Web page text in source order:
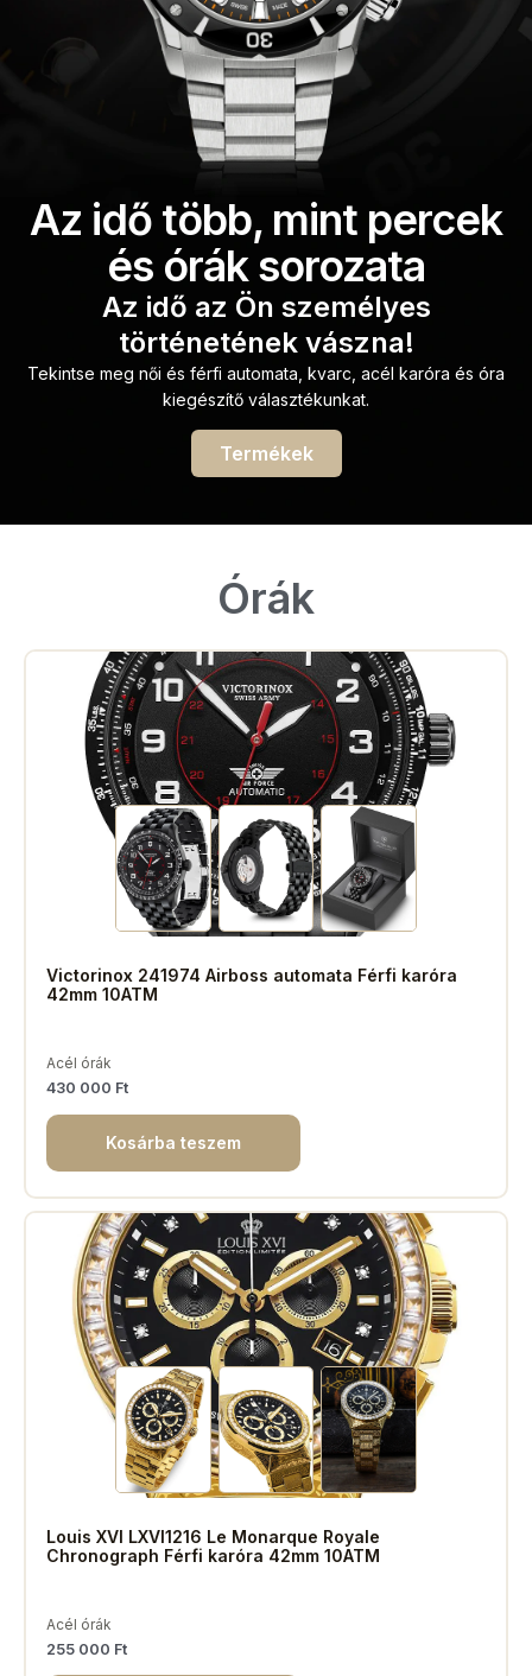
Az idő több, mint percek
és órák sorozata
Az idő az Ön személyes
történetének vászna!
Tekintse meg női és férfi automata, kvarc, acél karóra és óra
kiegészítő választékunkat.
Termékek
Órák
Victorinox 241974 Airboss automata Férfi karóra
42mm 10ATM
Acél órák
430 000 Ft
Kosárba teszem
Louis XVI LXVI1216 Le Monarque Royale
Chronograph Férfi karóra 42mm 10ATM
Acél órák
255 000 Ft